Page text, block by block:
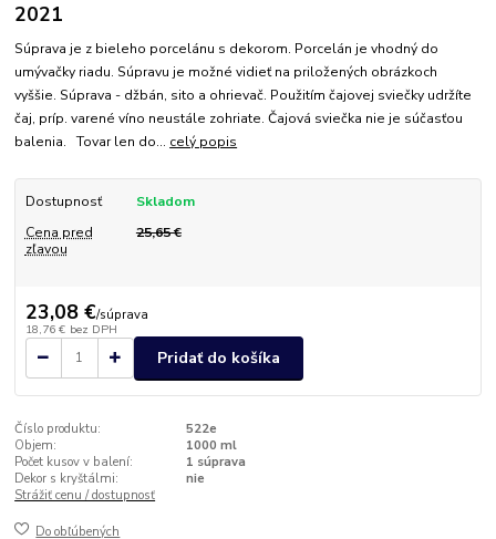
2021
Súprava je z bieleho porcelánu s dekorom. Porcelán je vhodný do
umývačky riadu. Súpravu je možné vidieť na priložených obrázkoch
vyššie. Súprava - džbán, sito a ohrievač. Použitím čajovej sviečky udržíte
čaj, príp. varené víno neustále zohriate. Čajová sviečka nie je súčasťou
balenia. Tovar len do... celý popis
Dostupnosť
Skladom
Cena pred
zľavou
25,65 €
23,08 €/súprava
18,76 € bez DPH
Pridať do košíka
Číslo produktu:
522e
Objem:
1000 ml
Počet kusov v balení:
1 súprava
Dekor s kryštálmi:
nie
Strážiť cenu / dostupnosť
Do obľúbených